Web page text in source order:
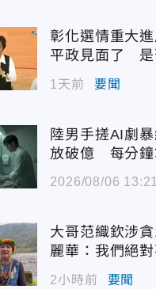
彰化選情重大
平政見面了 是
度曝光
1天前 要聞
陸男手搓AI劇
放破億 每分鐘
2026/08/06 13:21
大哥范織欽涉
麗華：我們絕
2小時前 要聞